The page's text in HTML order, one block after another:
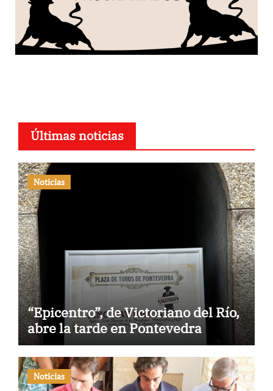
Últimas noticias
Noticias
“Epicentro”, de Victoriano del Río,
abre la tarde en Pontevedra
Noticias